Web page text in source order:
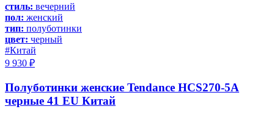
стиль: вечерний
пол: женский
тип: полуботинки
цвет: черный
#Китай
9 930 ₽
Полуботинки женские Tendance HCS270-5A
черные 41 EU Китай